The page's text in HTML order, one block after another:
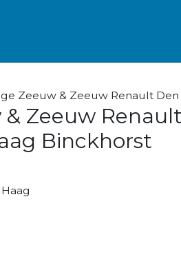
Zeeuw & Zeeuw Renault
& Zeeuw Renault
Binckhorst